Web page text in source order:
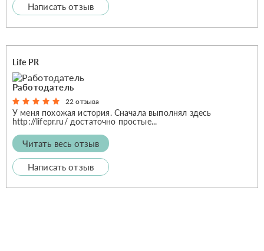
Написать отзыв
Life PR
Работодатель
22 отзыва
У меня похожая история. Сначала выполнял здесь
http://lifepr.ru/ достаточно простые...
Читать весь отзыв
Написать отзыв